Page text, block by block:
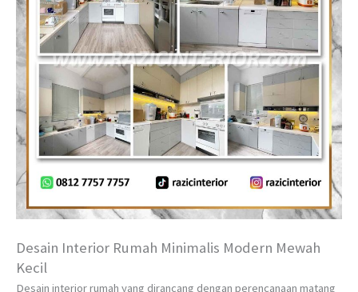
Desain Interior Rumah Minimalis Modern Mewah
Kecil
Desain interior rumah yang dirancang dengan perencanaan matang